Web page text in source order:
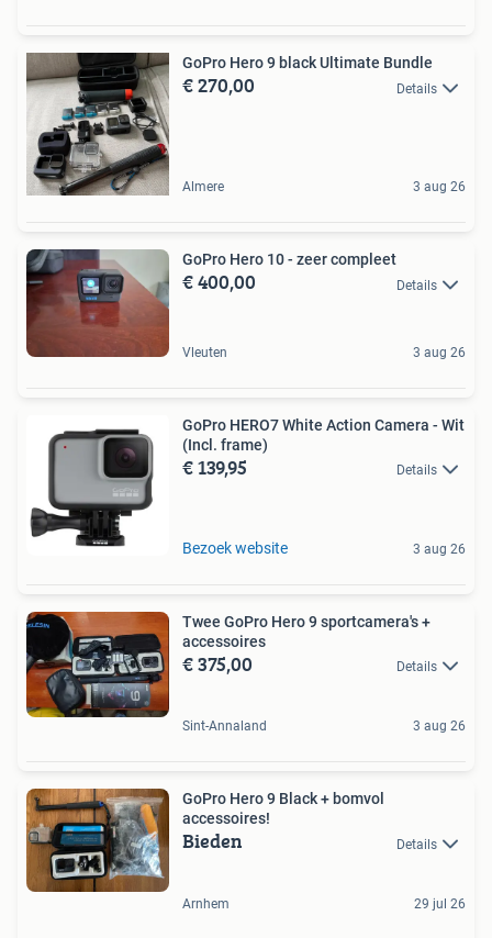
GoPro Hero 9 black Ultimate Bundle
€ 270,00 Details
Almere 3 aug 26
GoPro Hero 10 - zeer compleet
€ 400,00 Details
Vleuten 3 aug 26
GoPro HERO7 White Action Camera - Wit
(Incl. frame)
€ 139,95 Details
Bezoek website 3 aug 26
Twee GoPro Hero 9 sportcamera's +
accessoires
€ 375,00 Details
Sint-Annaland 3 aug 26
GoPro Hero 9 Black + bomvol
accessoires!
Bieden Details
Arnhem 29 jul 26